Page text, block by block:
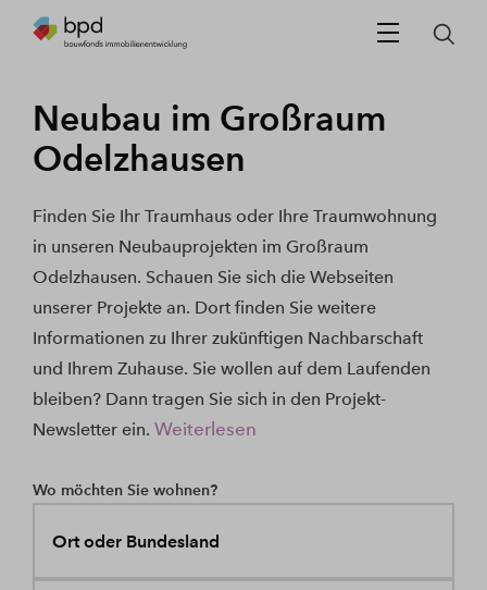
Neubau im Großraum
Odelzhausen
Finden Sie Ihr Traumhaus oder Ihre Traumwohnung
in unseren Neubauprojekten im Großraum
Odelzhausen. Schauen Sie sich die Webseiten
unserer Projekte an. Dort finden Sie weitere
Informationen zu Ihrer zukünftigen Nachbarschaft
und Ihrem Zuhause. Sie wollen auf dem Laufenden
bleiben? Dann tragen Sie sich in den Projekt-
Newsletter ein. Weiterlesen
Wo möchten Sie wohnen?
Ort oder Bundesland